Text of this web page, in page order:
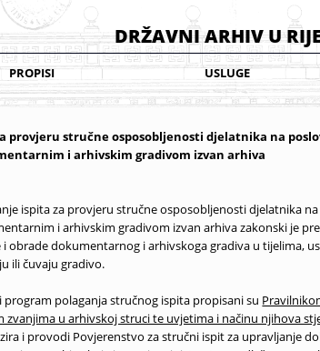
DRŽAVNI ARHIV U
PROPISI USLUGE
provjeru stručne osposobljenosti djelatnika na
i arhivskim gradivom izvan arhiva
ispita za provjeru stručne osposobljenosti djelatnika
i arhivskim gradivom izvan arhiva zakonski je
i obrade dokumentarnog i arhivskoga gradiva u tijelima,
ili čuvaju gradivo.
program polaganja stručnog ispita propisani su
zvanjima u arhivskoj struci te uvjetima i načinu njihova
i provodi Povjerenstvo za stručni ispit za upravljanje